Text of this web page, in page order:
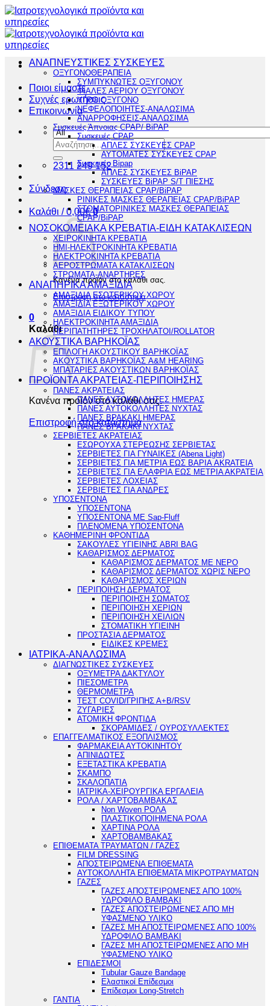
Μετάβαση
στο
περιεχόμενο
Ποιοι είμαστε
Συχνές ερωτήσεις
Επικοινωνία
Αναζήτηση
για:
2311 249 152
Σύνδεση
Καλάθι /0,00€ 0
Κανένα προϊόν στο καλάθι σας.
Επιστροφή στο κατάστημα
0
Καλάθι
Κανένα προϊόν στο καλάθι σας.
Επιστροφή στο κατάστημα
ΑΝΑΠΝΕΥΣΤΙΚΕΣ ΣΥΣΚΕΥΕΣ
ΟΞΥΓΟΝΟΘΕΡΑΠΕΙΑ
ΣΥΜΠΥΚΝΩΤΕΣ ΟΞΥΓΟΝΟΥ
ΦΙΑΛΕΣ ΑΕΡΙΟΥ ΟΞΥΓΟΝΟΥ
ΥΓΡΟ ΟΞΥΓΟΝΟ
ΝΕΦΕΛΟΠΟΙΗΤΕΣ-ΑΝΑΛΩΣΙΜΑ
ΑΝΑΡΡΟΦΗΣΕΙΣ-ΑΝΑΛΩΣΙΜΑ
Συσκευές Άπνοιας CPAP/ BiPAP
Συσκευές CPAP
ΑΠΛΕΣ ΣΥΣΚΕΥΕΣ CPAP
ΑΥΤΟΜΑΤΕΣ ΣΥΣΚΕΥΕΣ CPAP
Συσκευές Bipap
ΑΠΛΕΣ ΣΥΣΚΕΥΕΣ BiPAP
ΣΥΣΚΕΥΕΣ BiPAP S/T ΠΙΕΣΗΣ
ΜΑΣΚΕΣ ΘΕΡΑΠΕΙΑΣ CPAP/BiPAP
ΡΙΝΙΚΕΣ ΜΑΣΚΕΣ ΘΕΡΑΠΕΙΑΣ CPAP/BiPAP
ΣΤΟΜΑΤΟΡΙΝΙΚΕΣ ΜΑΣΚΕΣ ΘΕΡΑΠΕΙΑΣ
CPAP/BiPAP
ΝΟΣΟΚΟΜΕΙΑΚΑ ΚΡΕΒΑΤΙΑ-ΕΙΔΗ ΚΑΤΑΚΛΙΣΕΩΝ
ΧΕΙΡΟΚΙΝΗΤΑ ΚΡΕΒΑΤΙΑ
ΗΜΙ-ΗΛΕΚΤΡΟΚΙΝΗΤΑ ΚΡΕΒΑΤΙΑ
ΗΛΕΚΤΡΟΚΙΝΗΤΑ ΚΡΕΒΑΤΙΑ
ΑΕΡΟΣΤΡΩΜΑΤΑ ΚΑΤΑΚΛΙΣΕΩΝ
ΣΤΡΩΜΑΤΑ-ΑΝΑΡΤΗΡΕΣ
ΑΝΑΠΗΡΙΚΑ ΑΜΑΞΙΔΙΑ
ΑΜΑΞΙΔΙΑ ΕΣΩΤΕΡΙΚΟΥ ΧΩΡΟΥ
ΑΜΑΞΙΔΙΑ ΕΞΩΤΕΡΙΚΟΥ ΧΩΡΟΥ
ΑΜΑΞΙΔΙΑ ΕΙΔΙΚΟΥ ΤΥΠΟΥ
ΗΛΕΚΤΡΟΚΙΝΗΤΑ ΑΜΑΞΙΔΙΑ
ΠΕΡΙΠΑΤΗΤΗΡΕΣ ΤΡΟΧΗΛΑΤΟΙ/ROLLATOR
ΑΚΟΥΣΤΙΚΑ ΒΑΡΗΚΟΪΑΣ
ΕΠΙΛΟΓΗ ΑΚΟΥΣΤΙΚΟΥ ΒΑΡΗΚΟΪΑΣ
ΑΚΟΥΣΤΙΚΑ ΒΑΡΗΚΟΪΑΣ A&M HEARING
ΜΠΑΤΑΡΙΕΣ ΑΚΟΥΣΤΙΚΩΝ ΒΑΡΗΚΟΪΑΣ
ΠΡΟΪΟΝΤΑ ΑΚΡΑΤΕΙΑΣ-ΠΕΡΙΠΟΙΗΣΗΣ
ΠΑΝΕΣ ΑΚΡΑΤΕΙΑΣ
ΠΑΝΕΣ ΑΥΤΟΚΟΛΛΗΤΕΣ ΗΜΕΡΑΣ
ΠΑΝΕΣ ΑΥΤΟΚΟΛΛΗΤΕΣ ΝΥΧΤΑΣ
ΠΑΝΕΣ ΒΡΑΚΑΚΙ ΗΜΕΡΑΣ
ΠΑΝΕΣ ΒΡΑΚΑΚΙ ΝΥΧΤΑΣ
ΣΕΡΒΙΕΤΕΣ ΑΚΡΑΤΕΙΑΣ
ΕΣΩΡΟΥΧΑ ΣΤΕΡΕΩΣΗΣ ΣΕΡΒΙΕΤΑΣ
ΣΕΡΒΙΕΤΕΣ ΓΙΑ ΓΥΝΑΙΚΕΣ (Abena Light)
ΣΕΡΒΙΕΤΕΣ ΓΙΑ ΜΕΤΡΙΑ ΕΩΣ ΒΑΡΙΑ AKRATEIA
ΣΕΡΒΙΕΤΕΣ ΓΙΑ ΕΛΑΦΡΙΑ ΕΩΣ ΜΕΤΡΙΑ ΑΚΡΑΤΕΙΑ
ΣΕΡΒΙΕΤΕΣ ΛΟΧΕΙΑΣ
ΣΕΡΒΙΕΤΕΣ ΓΙΑ ΑΝΔΡΕΣ
ΥΠΟΣΕΝΤΟΝΑ
ΥΠΟΣΕΝΤΟΝΑ
ΥΠΟΣΕΝΤΟΝΑ ΜΕ Sap-Fluff
ΠΛΕΝΟΜΕΝΑ ΥΠΟΣΕΝΤΟΝΑ
ΚΑΘΗΜΕΡΙΝΗ ΦΡΟΝΤΙΔΑ
ΣΑΚΟΥΛΕΣ ΥΓΙΕΙΝΗΣ ABRI BAG
ΚΑΘΑΡΙΣΜΟΣ ΔΕΡΜΑΤΟΣ
ΚΑΘΑΡΙΣΜΟΣ ΔΕΡΜΑΤΟΣ ΜΕ ΝΕΡΟ
ΚΑΘΑΡΙΣΜΟΣ ΔΕΡΜΑΤΟΣ ΧΩΡΙΣ ΝΕΡΟ
ΚΑΘΑΡΙΣΜΟΣ ΧΕΡΙΩΝ
ΠΕΡΙΠΟΙΗΣΗ ΔΕΡΜΑΤΟΣ
ΠΕΡΙΠΟΙΗΣΗ ΣΩΜΑΤΟΣ
ΠΕΡΙΠΟΙΗΣΗ ΧΕΡΙΩΝ
ΠΕΡΙΠΟΙΗΣΗ ΧΕΙΛΙΩΝ
ΣΤΟΜΑΤΙΚΗ ΥΓΙΕΙΝΗ
ΠΡΟΣΤΑΣΙΑ ΔΕΡΜΑΤΟΣ
ΕΙΔΙΚΕΣ ΚΡΕΜΕΣ
ΙΑΤΡΙΚΑ-ΑΝΑΛΩΣΙΜΑ
ΔΙΑΓΝΩΣΤΙΚΕΣ ΣΥΣΚΕΥΕΣ
ΟΞΥΜΕΤΡΑ ΔΑΚΤΥΛΟΥ
ΠΙΕΣΟΜΕΤΡΑ
ΘΕΡΜΟΜΕΤΡΑ
ΤΕΣΤ COVID/ΓΡΙΠΗΣ Α+Β/RSV
ΖΥΓΑΡΙΕΣ
ΑΤΟΜΙΚΗ ΦΡΟΝΤΙΔΑ
ΣΚΟΡΑΜΙΔΕΣ / ΟΥΡΟΣΥΛΛΕΚΤΕΣ
ΕΠΑΓΓΕΛΜΑΤΙΚΟΣ ΕΞΟΠΛΙΣΜΟΣ
ΦΑΡΜΑΚΕΙΑ ΑΥΤΟΚΙΝΗΤΟΥ
ΑΠΙΝΙΔΩΤΕΣ
ΕΞΕΤΑΣΤΙΚΑ ΚΡΕΒΑΤΙΑ
ΣΚΑΜΠΟ
ΣΚΑΛΟΠΑΤΙΑ
ΙΑΤΡΙΚΑ-ΧΕΙΡΟΥΡΓΙΚΑ ΕΡΓΑΛΕΙΑ
ΡΟΛΑ / ΧΑΡΤΟΒΑΜΒΑΚΑΣ
Non Woven ΡΟΛΑ
ΠΛΑΣΤΙΚΟΠΟΙΗΜΕΝΑ ΡΟΛΑ
ΧΑΡΤΙΝΑ ΡΟΛΑ
ΧΑΡΤΟΒΑΜΒΑΚΑΣ
ΕΠΙΘΕΜΑΤΑ ΤΡΑΥΜΑΤΩΝ / ΓΑΖΕΣ
FILM DRESSING
ΑΠΟΣΤΕΙΡΩΜΕΝΑ ΕΠΙΘΕΜΑΤΑ
ΑΥΤΟΚΟΛΛΗΤΑ ΕΠΙΘΕΜΑΤΑ ΜΙΚΡΟΤΡΑΥΜΑΤΩΝ
ΓΑΖΕΣ
ΓΑΖΕΣ ΑΠΟΣΤΕΙΡΩΜΕΝΕΣ ΑΠΟ 100%
ΥΔΡΟΦΙΛΟ ΒΑΜΒΑΚΙ
ΓΑΖΕΣ ΑΠΟΣΤΕΙΡΩΜΕΝΕΣ ΑΠΟ ΜΗ
ΥΦΑΣΜΕΝΟ ΥΛΙΚΟ
ΓΑΖΕΣ ΜΗ ΑΠΟΣΤΕΙΡΩΜΕΝΕΣ ΑΠΟ 100%
ΥΔΡΟΦΙΛΟ ΒΑΜΒΑΚΙ
ΓΑΖΕΣ ΜΗ ΑΠΟΣΤΕΙΡΩΜΕΝΕΣ ΑΠΟ ΜΗ
ΥΦΑΣΜΕΝΟ ΥΛΙΚΟ
ΕΠΙΔΕΣΜΟΙ
Tubular Gauze Bandage
Ελαστικοί Επίδεσμοι
Επίδεσμοι Long-Stretch
ΓΑΝΤΙΑ